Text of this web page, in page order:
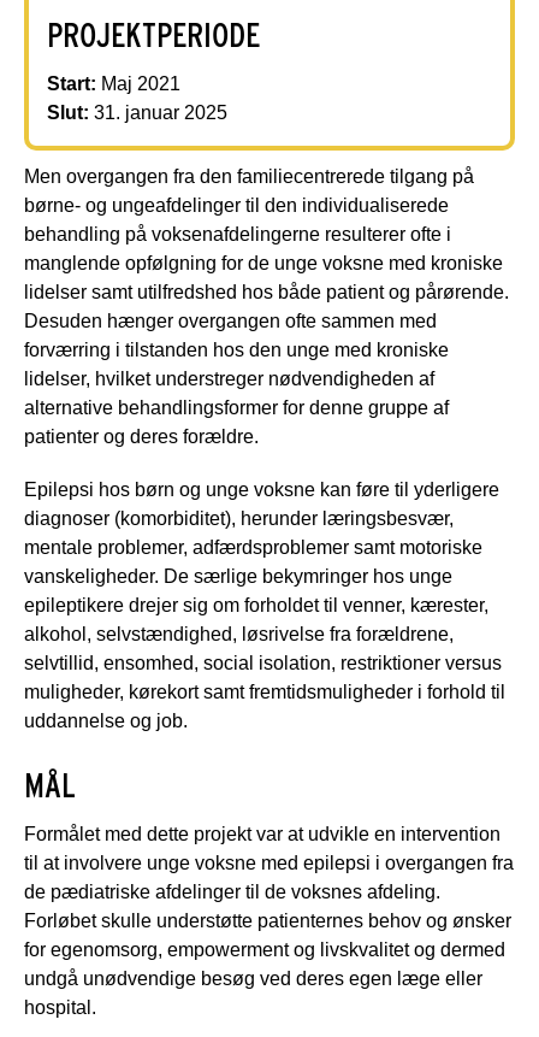
PROJEKTPERIODE
Start: Maj 2021
Slut: 31. januar 2025
Men overgangen fra den familiecentrerede tilgang på
børne- og ungeafdelinger til den individualiserede
behandling på voksenafdelingerne resulterer ofte i
manglende opfølgning for de unge voksne med kroniske
lidelser samt utilfredshed hos både patient og pårørende.
Desuden hænger overgangen ofte sammen med
forværring i tilstanden hos den unge med kroniske
lidelser, hvilket understreger nødvendigheden af
alternative behandlingsformer for denne gruppe af
patienter og deres forældre.
Epilepsi hos børn og unge voksne kan føre til yderligere
diagnoser (komorbiditet), herunder læringsbesvær,
mentale problemer, adfærdsproblemer samt motoriske
vanskeligheder. De særlige bekymringer hos unge
epileptikere drejer sig om forholdet til venner, kærester,
alkohol, selvstændighed, løsrivelse fra forældrene,
selvtillid, ensomhed, social isolation, restriktioner versus
muligheder, kørekort samt fremtidsmuligheder i forhold til
uddannelse og job.
MÅL
Formålet med dette projekt var at udvikle en intervention
til at involvere unge voksne med epilepsi i overgangen fra
de pædiatriske afdelinger til de voksnes afdeling.
Forløbet skulle understøtte patienternes behov og ønsker
for egenomsorg, empowerment og livskvalitet og dermed
undgå unødvendige besøg ved deres egen læge eller
hospital.